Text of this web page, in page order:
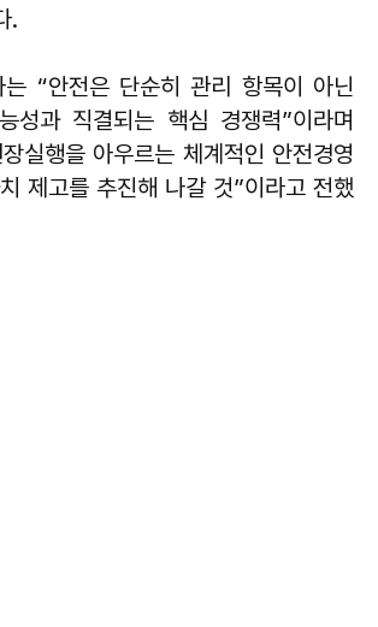
.
는 “안전은 단순히 관리 항목이 아닌
성과 직결되는 핵심 경쟁력”이라며
실행을 아우르는 체계적인 안전경영
제고를 추진해 나갈 것”이라고 전했